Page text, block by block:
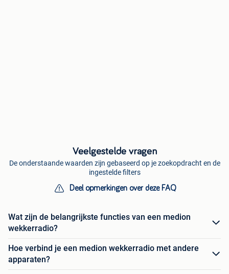
Veelgestelde vragen
De onderstaande waarden zijn gebaseerd op je zoekopdracht en de
ingestelde filters
Deel opmerkingen over deze FAQ
Wat zijn de belangrijkste functies van een medion
wekkerradio?
Hoe verbind je een medion wekkerradio met andere
apparaten?